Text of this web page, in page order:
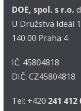
DOE, spol. s r.o.
U Družstva Ideál
140 00 Praha 4
IČ: 45804818
DIČ: CZ45804818
Tel: +420 241 412